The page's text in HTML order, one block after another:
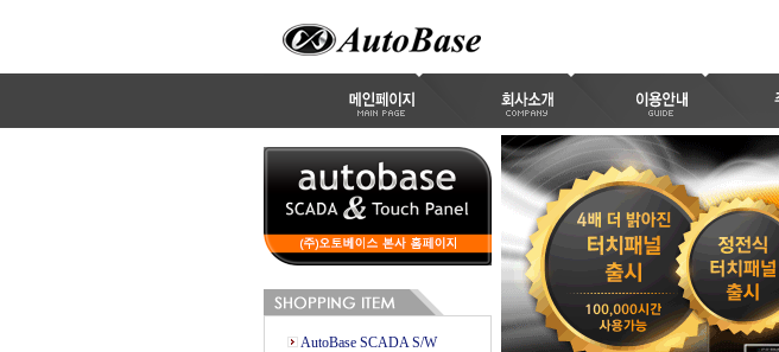
AutoBase SCADA S/W